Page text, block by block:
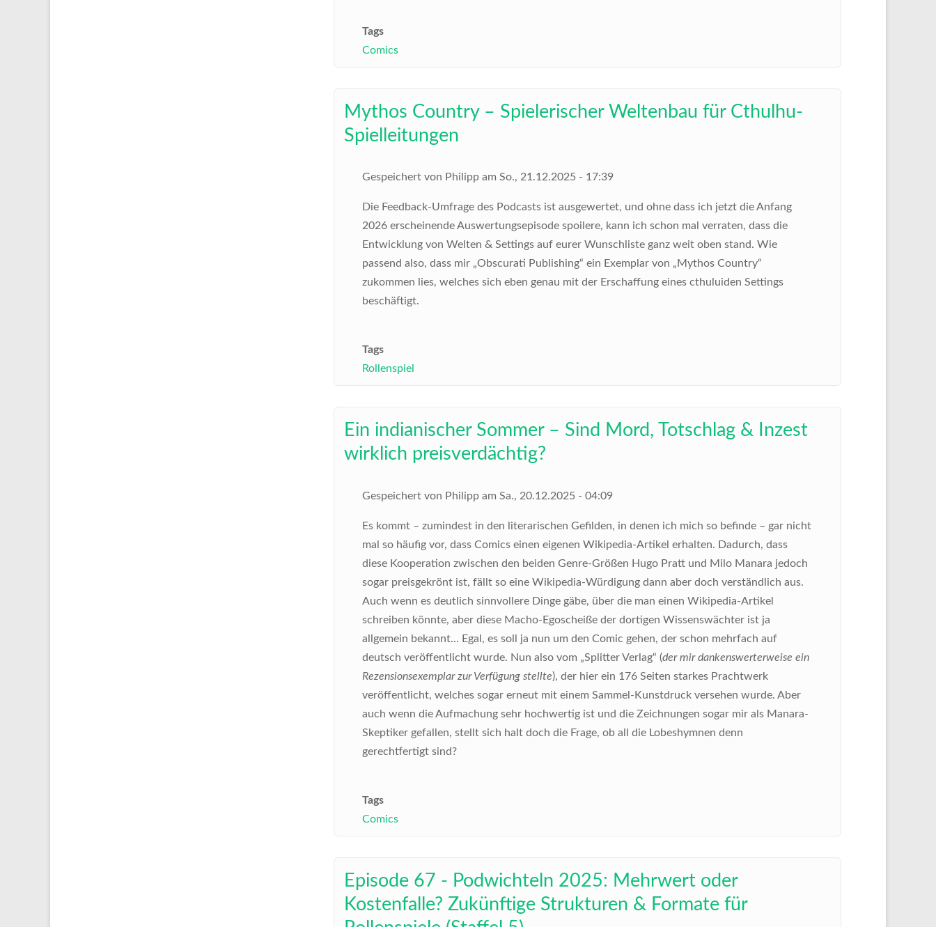
Tags
Comics
Mythos Country – Spielerischer Weltenbau für Cthulhu-
Spielleitungen
Gespeichert von Philipp amSo., 21.12.2025 - 17:39
Die Feedback-Umfrage des Podcasts ist ausgewertet, und ohne dass ich jetzt die Anfang
2026 erscheinende Auswertungsepisode spoilere, kann ich schon mal verraten, dass die
Entwicklung von Welten & Settings auf eurer Wunschliste ganz weit oben stand. Wie
passend also, dass mir „Obscurati Publishing“ ein Exemplar von „Mythos Country“
zukommen lies, welches sich eben genau mit der Erschaffung eines cthuluiden Settings
beschäftigt.
Tags
Rollenspiel
Ein indianischer Sommer – Sind Mord, Totschlag & Inzest
wirklich preisverdächtig?
Gespeichert von Philipp amSa., 20.12.2025 - 04:09
Es kommt – zumindest in den literarischen Gefilden, in denen ich mich so befinde – gar nicht
mal so häufig vor, dass Comics einen eigenen Wikipedia-Artikel erhalten. Dadurch, dass
diese Kooperation zwischen den beiden Genre-Größen Hugo Pratt und Milo Manara jedoch
sogar preisgekrönt ist, fällt so eine Wikipedia-Würdigung dann aber doch verständlich aus.
Auch wenn es deutlich sinnvollere Dinge gäbe, über die man einen Wikipedia-Artikel
schreiben könnte, aber diese Macho-Egoscheiße der dortigen Wissenswächter ist ja
allgemein bekannt... Egal, es soll ja nun um den Comic gehen, der schon mehrfach auf
deutsch veröffentlicht wurde. Nun also vom „Splitter Verlag“ (der mir dankenswerterweise ein
Rezensionsexemplar zur Verfügung stellte), der hier ein 176 Seiten starkes Prachtwerk
veröffentlicht, welches sogar erneut mit einem Sammel-Kunstdruck versehen wurde. Aber
auch wenn die Aufmachung sehr hochwertig ist und die Zeichnungen sogar mir als Manara-
Skeptiker gefallen, stellt sich halt doch die Frage, ob all die Lobeshymnen denn
gerechtfertigt sind?
Tags
Comics
Episode 67 - Podwichteln 2025: Mehrwert oder
Kostenfalle? Zukünftige Strukturen & Formate für